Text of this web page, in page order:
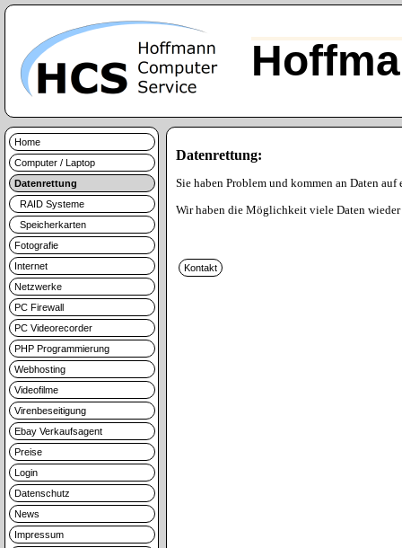
Home
Computer / Laptop
Datenrettung
RAID Systeme
Speicherkarten
Fotografie
Internet
Netzwerke
PC Firewall
PC Videorecorder
PHP Programmierung
Webhosting
Videofilme
Virenbeseitigung
Ebay Verkaufsagent
Preise
Login
Datenschutz
News
Impressum
Datenrettung:
Sie haben Problem und kommen an Daten
Wir haben die Möglichkeit viele Daten wieder